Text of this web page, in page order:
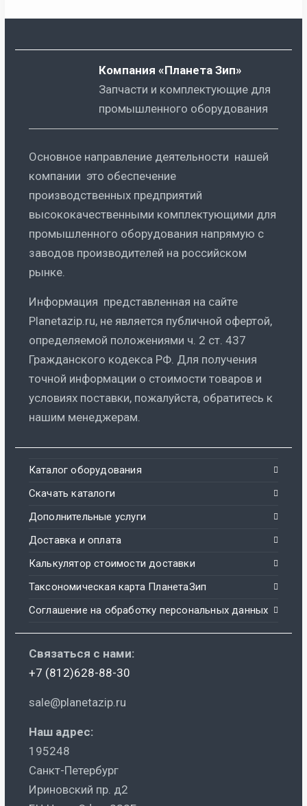
Компания «Планета Зип»
Запчасти и комплектующие для
промышленного оборудования
Основное направление деятельности нашей
компании это обеспечение
производственных предприятий
высококачественными комплектующими для
промышленного оборудования напрямую с
заводов производителей на российском
рынке.
Информация представленная на сайте
Planetazip.ru, не является публичной офертой,
определяемой положениями ч. 2 ст. 437
Гражданского кодекса РФ. Для получения
точной информации о стоимости товаров и
условиях поставки, пожалуйста, обратитесь к
нашим менеджерам.
Каталог оборудования
Скачать каталоги
Дополнительные услуги
Доставка и оплата
Калькулятор стоимости доставки
Таксономическая карта ПланетаЗип
Соглашение на обработку персональных данных
Связаться с нами:
+7 (812)628-88-30
sale@planetazip.ru
Наш адрес:
195248
Санкт-Петербург
Ириновский пр. д2